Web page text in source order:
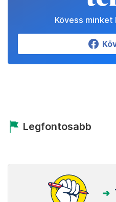
Kövess minket
Legfontosabb